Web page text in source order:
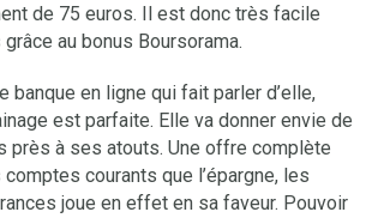
de 75 euros. Il est donc très facile
au bonus Boursorama.
banque en ligne qui fait parler d’elle,
est parfaite. Elle va donner envie de
près à ses atouts. Une offre complète
courants que l’épargne, les
joue en effet en sa faveur. Pouvoir